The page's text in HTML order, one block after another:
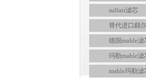
sullair滤芯
替代进口颇
德国mahle滤
玛勒mahle滤
mahle玛勒滤